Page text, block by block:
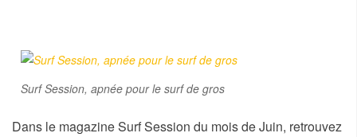
Surf Session, apnée pour le surf de gros
Dans le magazine Surf Session du mois de Juin, retrouvez